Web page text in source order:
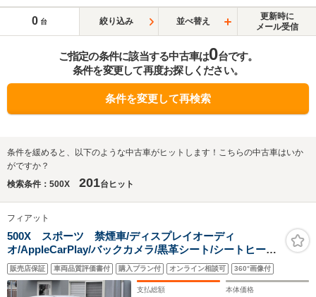
0 台 絞り込み 並べ替え
更新時に
メール受信
ご指定の条件に該当する中古車は0台です。
条件を変更して再度お探しください。
条件を変更して再検索
条件を緩めると、以下のような中古車がヒットします！こちらの中古車はいか
がですか？
検索条件：500X
201台ヒット
フィアット
500X スポーツ 禁煙車/ディスプレイオーディ
オ/AppleCarPlay/バックカメラ/黒革シート/シートヒータ
ー/パワーシート/LEDヘッドライト&フォグランプ/19イン
チスポーツ専用純正アルミ/新品TOYOタイヤ/パドルシフ
ト/クルコン/ターボ
販売店保証 車両品質評価書付 購入プラン付 オンライン相談可 360°画像付
支払総額 本体価格